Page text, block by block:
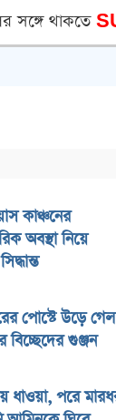
সঙ্গে থাকতে
কাঞ্চনের
অবস্থা নিয়ে
পোস্টে উড়ে গেল
বিচ্ছেদের গুঞ্জন
ধাওয়া, পরে